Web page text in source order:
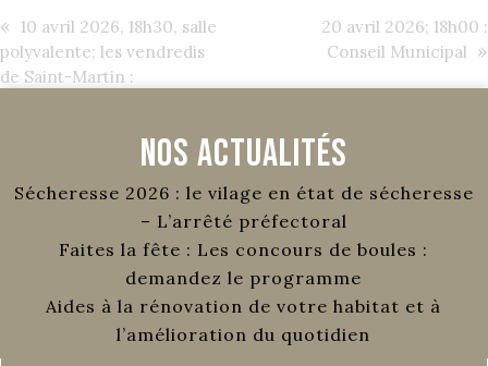
«
10 avril 2026, 18h30, salle
polyvalente; les vendredis
de Saint-Martin :
20 avril 2026; 18h00 :
Conseil Municipal »
Nos Actualités
Sécheresse 2026 : le vilage en état de sécheresse
– L’arrêté préfectoral
Faites la fête : Les concours de boules :
demandez le programme
Aides à la rénovation de votre habitat et à
l’amélioration du quotidien